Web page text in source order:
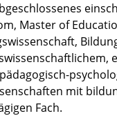
Master of
mit
Fach.